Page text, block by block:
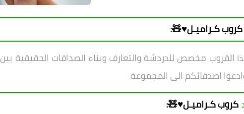
كروبكـراميـل♥🧸:
القروب مخصص للدردشة والتعارف وبناء الصداقات الحقيقية
اصدقائكم الى المجموعة
كروبكـراميـل♥🧸: